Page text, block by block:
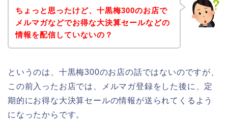
ちょっと思ったけど、十黒梅300のお店で
メルマガなどでお得な大決算セールなどの
情報を配信していないの？
というのは、十黒梅300のお店の話ではないのですが、
この前入ったお店では、メルマガ登録をした後に、定
期的にお得な大決算セールの情報が送られてくるよう
になったからです。